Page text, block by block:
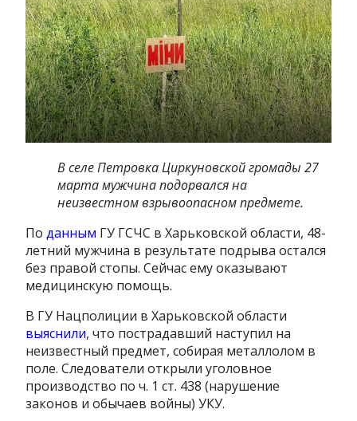
В селе Петровка Циркуновской громады 27
марта мужчина подорвался на
неизвестном взрывоопасном предмете.
Поданным ГУ ГСЧС в Харьковской области, 48-
летний мужчина в результате подрыва остался
без правой стопы. Сейчас ему оказывают
медицинскую помощь.
В ГУ Нацполиции в Харьковской области
выяснили, что пострадавший наступил на
неизвестный предмет, собирая металлолом в
поле. Следователи открыли уголовное
производство по ч. 1 ст. 438 (нарушение
законов и обычаев войны) УКУ.